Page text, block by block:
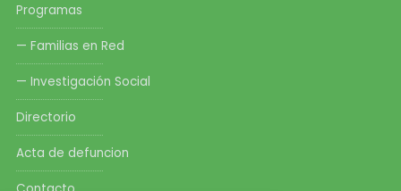
Programas
— Familias en Red
— Investigación Social
Directorio
Acta de defuncion